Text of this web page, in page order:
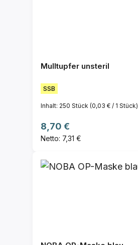
Mulltupfer unsteril
SSB
Inhalt: 250 Stück (0,03 € / 1 Stück)
Regulärer Preis:
8,70 €
Netto: 7,31 €